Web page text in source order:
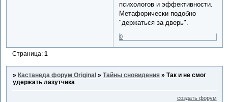
психологов и эффективности.
Метафорически подобно
"держаться за дверь".
0
Страница:1
» Кастанеда форум Original »Тайны сновидения »Так и не смог
удержать лазутчика
создать форум